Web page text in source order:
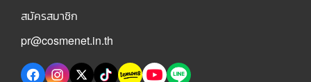
สมัครสมาชิก
pr@cosmenet.in.th